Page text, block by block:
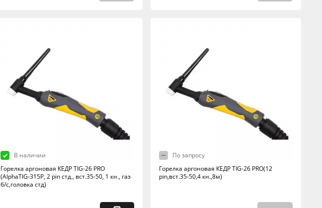
В наличии
Горелка аргоновая КЕДР TIG-26 PRO
(AlphaTIG-315P, 2 pin стд., вст.35-50, 1 кн., газ
б/с,головка стд)
По запросу
Горелка аргоновая КЕДР TIG-26 PRO(12
pin,вст.35-50,4 кн.,8м)